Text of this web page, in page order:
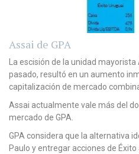
Assai de GPA
La escisión de la unidad
pasado, resultó en un aumento
capitalización de mercado
Assai actualmente vale más del
mercado de GPA.
GPA considera que la alternativa
Paulo y entregar acciones de